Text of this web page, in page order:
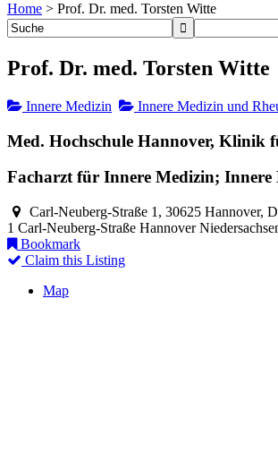
Home > Prof. Dr. med. Torsten Witte
Prof. Dr. med. Torsten Witte
Innere Medizin Innere Medizin und
Med. Hochschule Hannover, Klinik
Facharzt für Innere Medizin;
Carl-Neuberg-Straße 1, 30625 Hannover,
1 Carl-Neuberg-Straße Hannover
Bookmark
Claim this Listing
Map